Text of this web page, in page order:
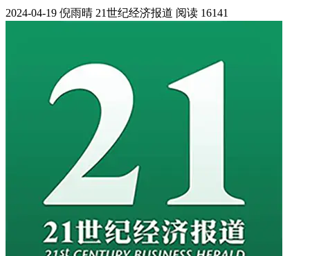
2024-04-19 倪雨晴 21世纪经济报道 阅读 16141